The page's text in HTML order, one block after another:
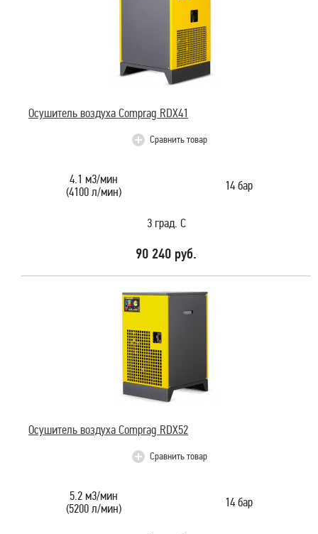
Осушитель воздуха Comprag RDX41
Сравнить товар
4.1 м3/мин
(4100 л/мин)
14 бар
3 град. С
90 240 руб.
Осушитель воздуха Comprag RDX52
Сравнить товар
5.2 м3/мин
(5200 л/мин)
14 бар